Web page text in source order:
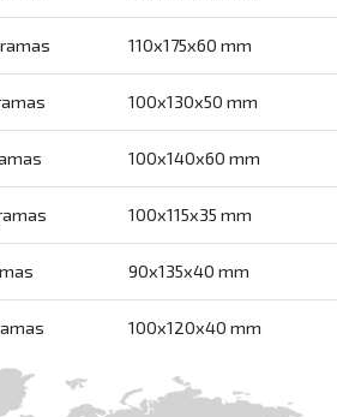
110x175x60 mm
100x130x50 mm
100x140x60 mm
100x115x35 mm
90x135x40 mm
100x120x40 mm